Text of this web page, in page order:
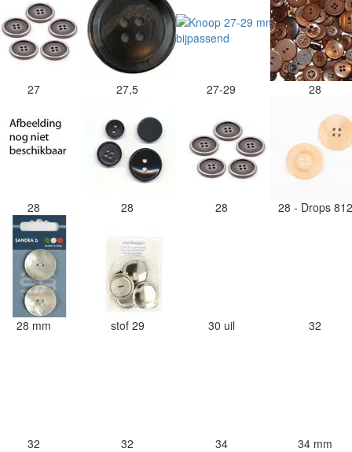
27 27,5 27-29 28
28 28 28 28 - Drops
28 mm stof 29 30 uil 32
32 32 34 34 mm